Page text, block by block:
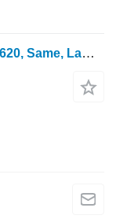
Инструмент табла Deutz Agrotron M620, Same, Lamborghini, Rear Lift Control Assy 0.015.7 0.015.7742.2.0 за тркала трактор Deutz-Fahr Agroton M620